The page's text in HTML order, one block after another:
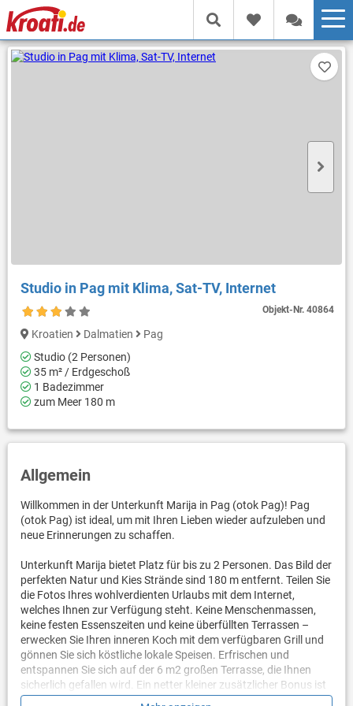
Studio in Pag mit Klima, Sat-TV, Internet
Objekt-Nr.40864
Kroatien Dalmatien
Pag
Studio (2 Personen)
35 m² / Erdgeschoß
1 Badezimmer
zum Meer 180 m
Allgemein
Willkommen in der Unterkunft Marija in Pag (otok Pag)! Pag
(otok Pag) ist ideal, um mit Ihren Lieben wieder aufzuleben und
neue Erinnerungen zu schaffen.
Unterkunft Marija bietet Platz für bis zu 2 Personen. Das Bild der
perfekten Natur und Kies Strände sind 180 m entfernt. Teilen Sie
die Fotos Ihres wohlverdienten Urlaubs mit dem Internet,
welches Ihnen zur Verfügung steht. Keine Menschenmassen,
keine festen Essenszeiten und keine überfüllten Terrassen –
erwecken Sie Ihren inneren Koch mit dem verfügbaren Grill und
gönnen Sie sich köstliche lokale Speisen. Erfrischen und
entspannen Sie sich auf der 6 m2 großen Terrasse, die Ihnen
sicherlich gefallen wird. Ein netter kleiner zusätzlicher Bonus ist
der Blick auf Den Hof.